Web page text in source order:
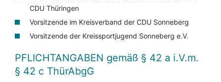
CDU Thüringen
Vorsitzende im Kreisverband der CDU Sonneberg
Vorsitzende der Kreissportjugend Sonneberg e.V.
PFLICHTANGABEN gemäß § 42 a i.V.m.
§ 42 c ThürAbgG